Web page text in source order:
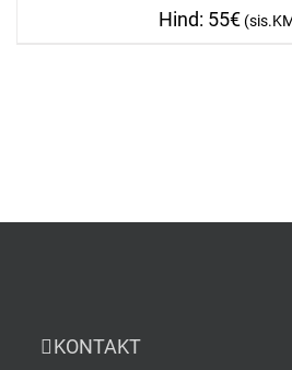
55€
KONTAKT